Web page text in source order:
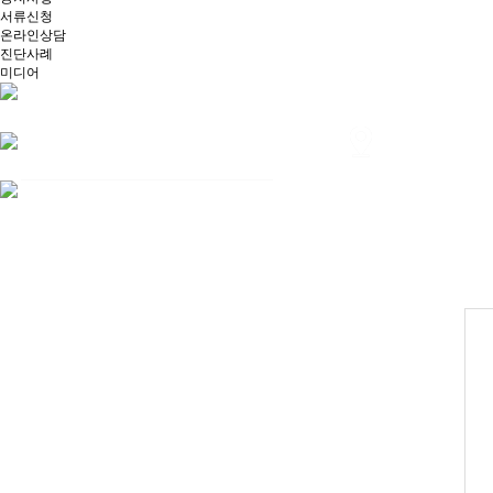
서류신청
온라인상담
진단사례
미디어